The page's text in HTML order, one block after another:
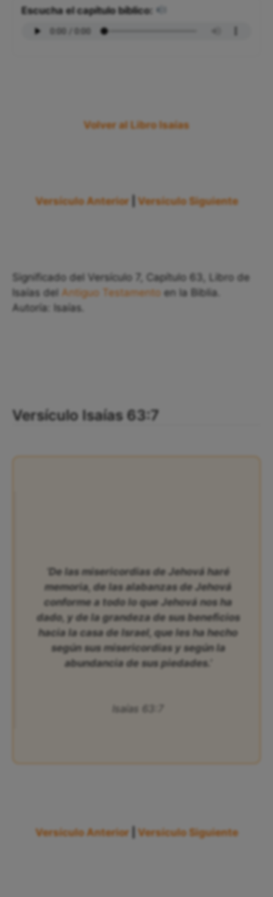
Escucha el capítulo bíblico:
Volver al Libro Isaías
Versículo Anterior Versículo Siguiente
Significado del Versículo 7, Capítulo 63, Libro de
Isaías del Antiguo Testamento en la Biblia.
Autoría: Isaías.
Versículo Isaías 63:7
‘De las misericordias de Jehová haré
memoria, de las alabanzas de Jehová
conforme a todo lo que Jehová nos ha
dado, y de la grandeza de sus beneficios
hacia la casa de Israel, que les ha hecho
según sus misericordias y según la
abundancia de sus piedades.’
Isaías 63:7
Versículo Anterior Versículo Siguiente